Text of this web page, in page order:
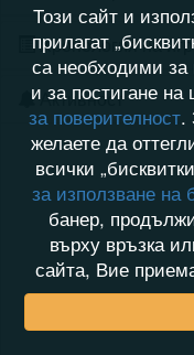
Хронология на
Активност
Този сайт и
прилагат
са необходими
и за постигане
за поверителност.
желаете да
всички
за използване на
банер,
върху връзка
сайта, Вие